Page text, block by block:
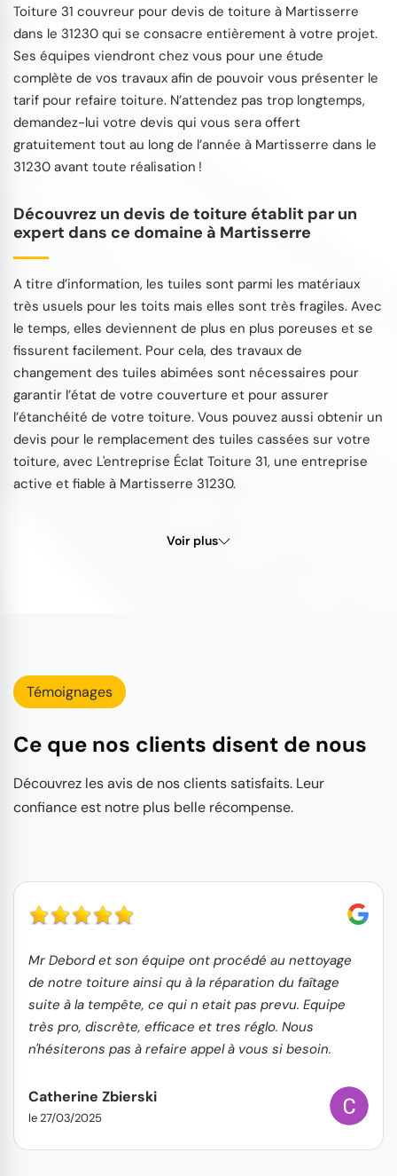
Toiture 31 couvreur pour devis de toiture à Martisserre
dans le 31230 qui se consacre entièrement à votre projet.
Ses équipes viendront chez vous pour une étude
complète de vos travaux afin de pouvoir vous présenter le
tarif pour refaire toiture. N’attendez pas trop longtemps,
demandez-lui votre devis qui vous sera offert
gratuitement tout au long de l’année à Martisserre dans le
31230 avant toute réalisation !
Découvrez un devis de toiture établit par un
expert dans ce domaine à Martisserre
A titre d’information, les tuiles sont parmi les matériaux
très usuels pour les toits mais elles sont très fragiles. Avec
le temps, elles deviennent de plus en plus poreuses et se
fissurent facilement. Pour cela, des travaux de
changement des tuiles abimées sont nécessaires pour
garantir l’état de votre couverture et pour assurer
l’étanchéité de votre toiture. Vous pouvez aussi obtenir un
devis pour le remplacement des tuiles cassées sur votre
toiture, avec L'entreprise Éclat Toiture 31, une entreprise
active et fiable à Martisserre 31230.
Voir plus
Témoignages
Ce que nos clients disent de nous
Découvrez les avis de nos clients satisfaits. Leur
confiance est notre plus belle récompense.
Mr Debord et son équipe ont procédé au nettoyage
de notre toiture ainsi qu à la réparation du faîtage
suite à la tempête, ce qui n etait pas prevu. Equipe
très pro, discrète, efficace et tres réglo. Nous
n'hésiterons pas à refaire appel à vous si besoin.
Catherine Zbierski
le 27/03/2025